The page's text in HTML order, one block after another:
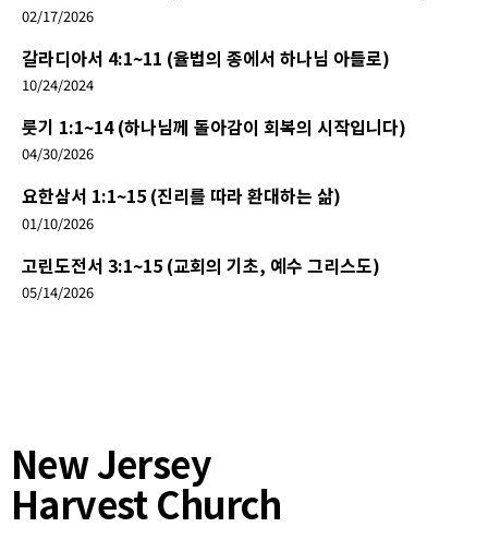
02/17/2026
갈라디아서 4:1~11 (율법의 종에서 하나님 아들로)
10/24/2024
룻기 1:1~14 (하나님께 돌아감이 회복의 시작입니다)
04/30/2026
요한삼서 1:1~15 (진리를 따라 환대하는 삶)
01/10/2026
고린도전서 3:1~15 (교회의 기초, 예수 그리스도)
05/14/2026
New Jersey
Harvest Church